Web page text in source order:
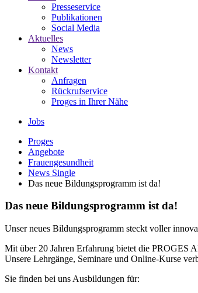
Presseservice
Publikationen
Social Media
Aktuelles
News
Newsletter
Kontakt
Anfragen
Rückrufservice
Proges in Ihrer Nähe
Jobs
Proges
Angebote
Frauengesundheit
News Single
Das neue Bildungsprogramm ist da!
Das neue Bildungsprogramm ist da!
Unser neues Bildungsprogramm steckt voller
Mit über 20 Jahren Erfahrung bietet die PROGES
Unsere Lehrgänge, Seminare und Online-Kurse
Sie finden bei uns Ausbildungen für: